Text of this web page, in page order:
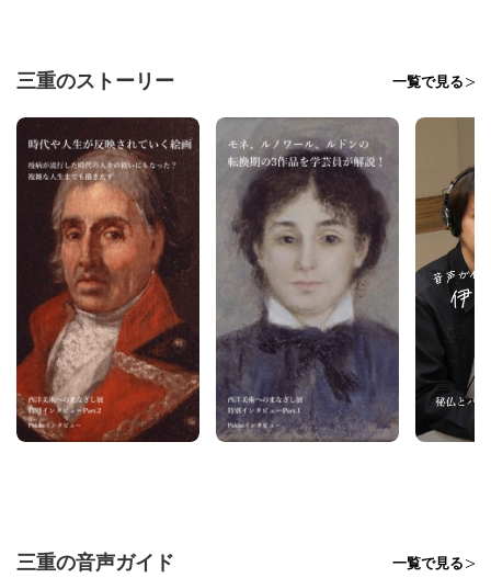
三重のストーリー 一覧で見る
三重の音声ガイド 一覧で見る